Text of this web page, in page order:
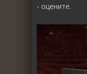
- оцените.